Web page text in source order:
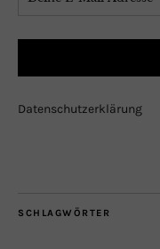
Datenschutzerklärung
SCHLAGWÖRTER